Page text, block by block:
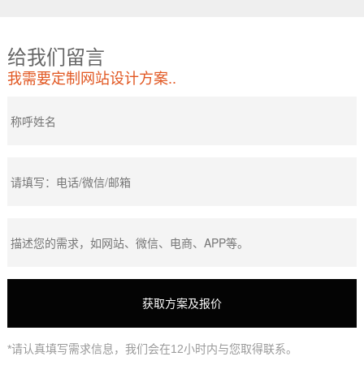
给我们留言
我需要定制网站设计方案..
*请认真填写需求信息，我们会在12小时内与您取得联系。